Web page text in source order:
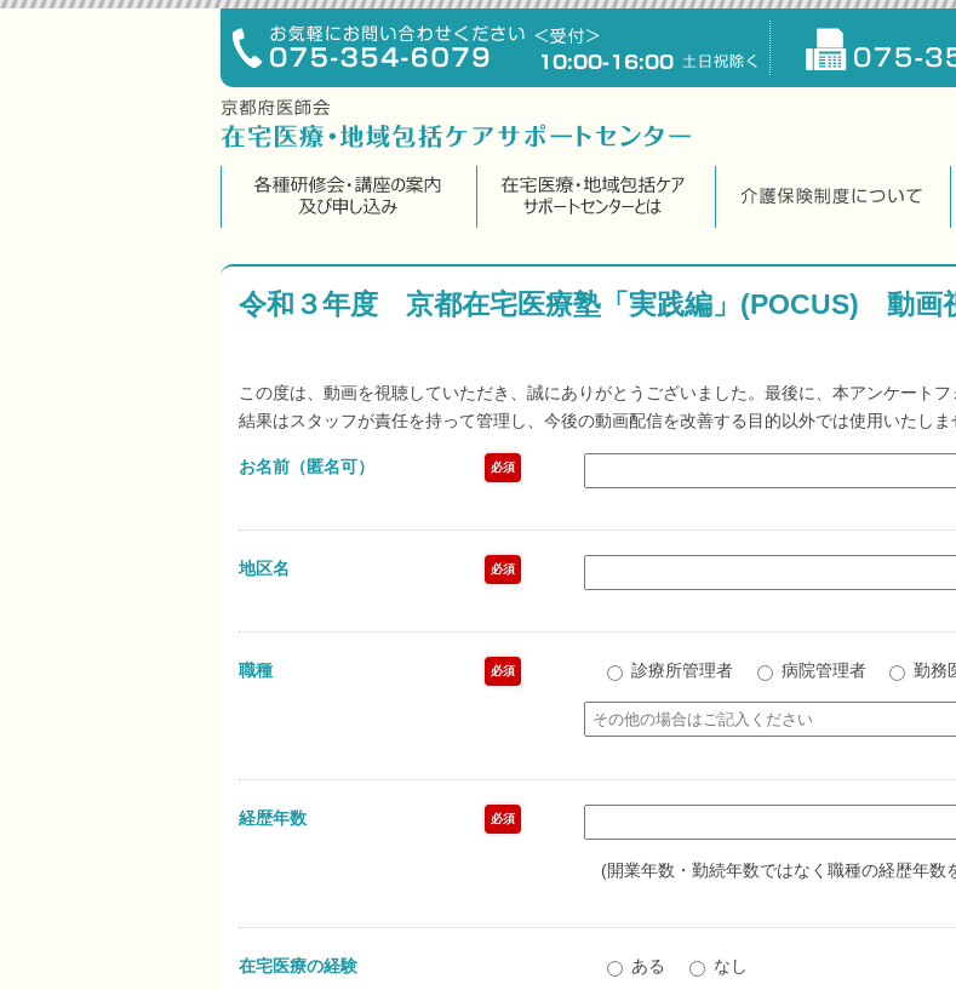
令和３年度 京都在宅医療塾「実践編」(POCUS) 動画
この度は、動画を視聴していただき、誠にありがとうございました。最後に、本アンケート
結果はスタッフが責任を持って管理し、今後の動画配信を改善する目的以外では使用いたしま
お名前（匿名可） 必須
地区名 必須
職種 必須 診療所管理者 病院管理者 勤務
経歴年数 必須
(開業年数・勤続年数ではなく職種の経歴年数
在宅医療の経験 ある なし